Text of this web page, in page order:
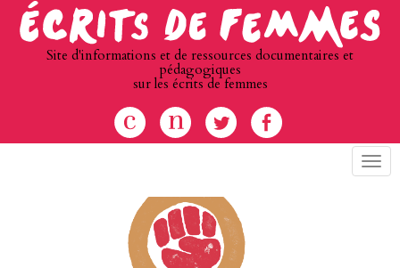
Site d'informations et de ressources documentaires et
pédagogiques
sur les écrits de femmes
Menu